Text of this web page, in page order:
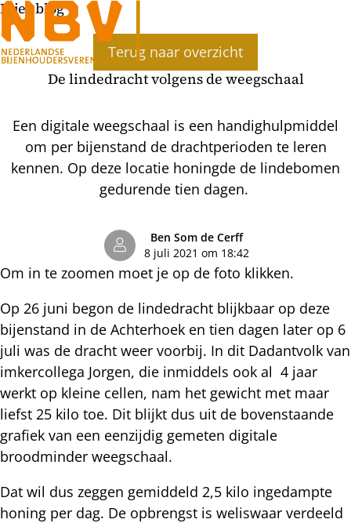
Bijenblog
Terug naar overzicht
De lindedracht volgens de weegschaal
Een digitale weegschaal is een handighulpmiddel
om per bijenstand de drachtperioden te leren
kennen. Op deze locatie honingde de lindebomen
gedurende tien dagen.
Ben Som de Cerff
8 juli 2021 om 18:42
Om in te zoomen moet je op de foto klikken.
Op 26 juni begon de lindedracht blijkbaar op deze
bijenstand in de Achterhoek en tien dagen later op 6
juli was de dracht weer voorbij. In dit Dadantvolk van
imkercollega Jorgen, die inmiddels ook al 4 jaar
werkt op kleine cellen, nam het gewicht met maar
liefst 25 kilo toe. Dit blijkt dus uit de bovenstaande
grafiek van een eenzijdig gemeten digitale
broodminder weegschaal.
Dat wil dus zeggen gemiddeld 2,5 kilo ingedampte
honing per dag. De opbrengst is weliswaar verdeeld